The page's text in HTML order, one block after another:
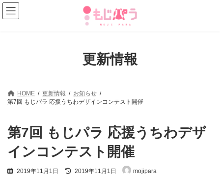
コ
ン
テ
ナ
ビ
ゲ
更新情報
HOME 更新情報
お知らせ
第7回 もじパラ 応援うちわデザインコンテスト開催
第7回 もじパラ 応援うちわデザ
インコンテスト開催
2019年11月1日
最
2019年11月1日 mojipara